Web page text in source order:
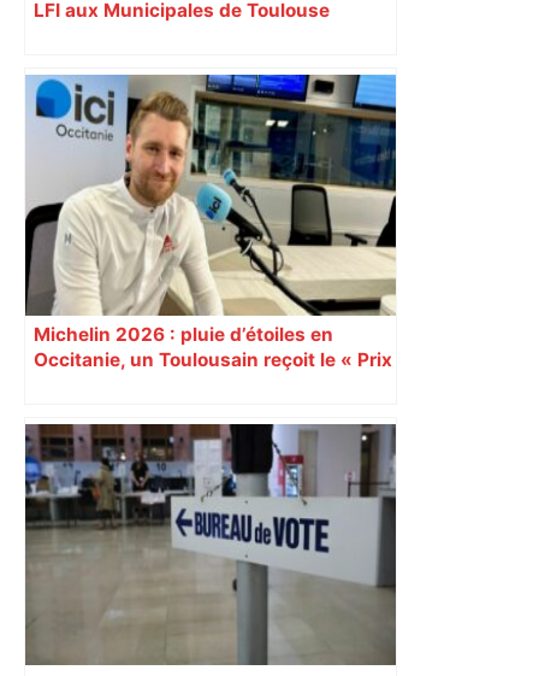
LFI aux Municipales de Toulouse
Michelin 2026 : pluie d’étoiles en
Occitanie, un Toulousain reçoit le « Prix